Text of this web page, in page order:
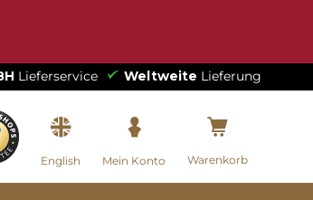
Lieferservice Weltweite Lieferung
English Mein Konto Warenkorb